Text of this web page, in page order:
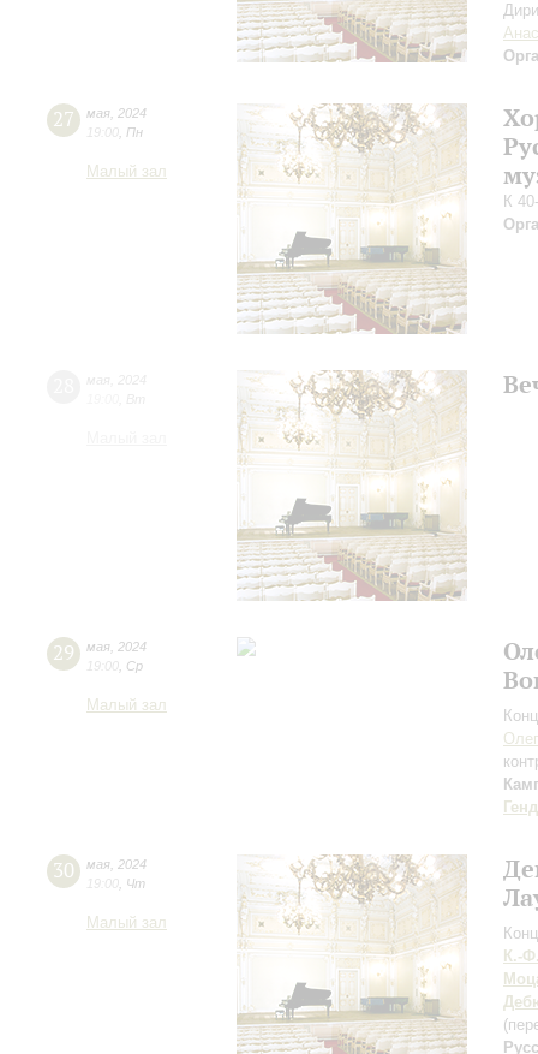
27 мая 2024
19:00 Пн
Малый зал
К
29 мая 2024
19:00 Ср
Малый зал
30 мая 2024
19:00 Чт
Малый зал
К.-